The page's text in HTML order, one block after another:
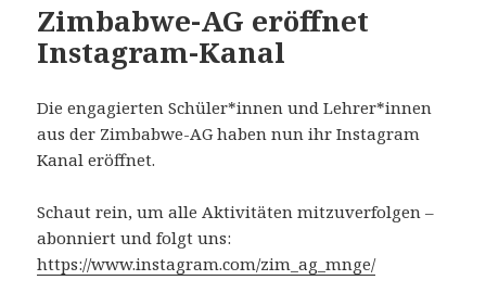
Zimbabwe-AG eröffnet
Instagram-Kanal
Die engagierten Schüler*innen und Lehrer*innen
aus der Zimbabwe-AG haben nun ihr Instagram
Kanal eröffnet.
Schaut rein, um alle Aktivitäten mitzuverfolgen –
abonniert und folgt uns:
https://www.instagram.com/zim_ag_mnge/